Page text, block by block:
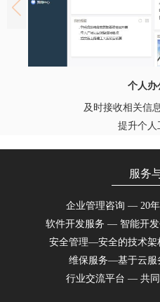
个人办
及时接收相关信
提升个人
服务
企业管理咨询 — 20
软件开发服务 — 智能开
安全管理—安全的技术架
维保服务—基于云服
行业交流平台 — 共